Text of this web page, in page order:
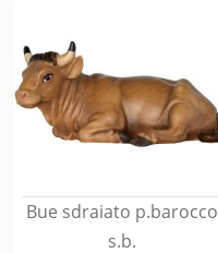
Bue sdraiato p.barocco
s.b.